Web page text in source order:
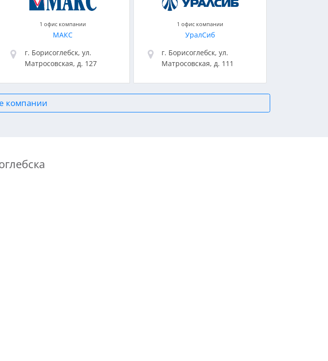
1 офис компании
МАКС
г. Борисоглебск, ул.
Матросовская, д. 127
1 офис компании
УралСиб
г. Борисоглебск, ул.
Матросовская, д. 111
компании